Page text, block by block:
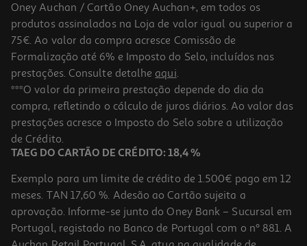
Oney Auchan / Cartão Oney Auchan+, em todos os
produtos assinalados na Loja de valor igual ou superior a
75€. Ao valor da compra acresce Comissão de
Formalização até 6% e Imposto do Selo, incluídos nas
prestações. Consulte detalhe aqui.
***O valor da primeira prestação depende do dia da
compra, refletindo o cálculo de juros diários. Ao valor das
prestações acresce o Imposto do Selo sobre a utilização
de Crédito.
TAEG DO CARTÃO DE CRÉDITO: 18,4 %
Exemplo para um limite de crédito de 1.500€ pago em 12
meses. TAN 17,60 %. Adesão ao Cartão sujeita a
aprovação. Informe-se junto do Oney Bank – Sucursal em
Portugal, registado no Banco de Portugal com o nº 881. A